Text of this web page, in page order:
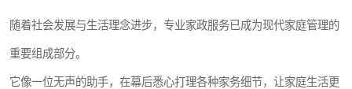
随着社会发展与生活理念进步，专业家政服务已成为现代家庭管理的
重要组成部分。
它像一位无声的助手，在幕后悉心打理各种家务细节，让家庭生活更